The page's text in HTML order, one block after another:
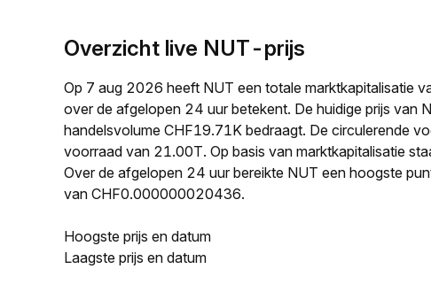
Overzicht live NUT-prijs
Op 7 aug 2026 heeft NUT een totale marktkapitalisatie
over de afgelopen 24 uur betekent. De huidige prijs
handelsvolume CHF19.71K bedraagt. De circulerende
voorraad van 21.00T. Op basis van marktkapitalisatie
Over de afgelopen 24 uur bereikte NUT een hoogste
van CHF0.000000020436.
Hoogste prijs en datum
Laagste prijs en datum